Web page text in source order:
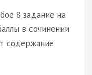
8 задание на
в сочинении
содержание